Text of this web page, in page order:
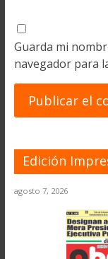
Guarda mi
navegador para
Edición
agosto 7, 2026